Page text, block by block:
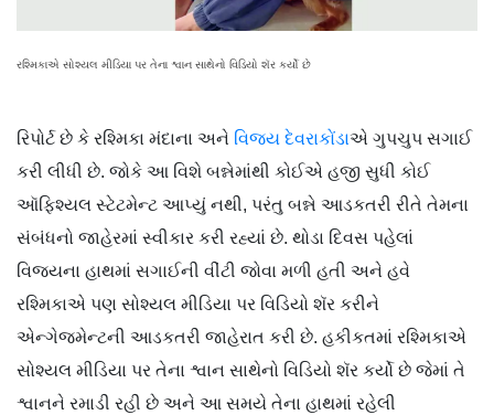
રશ્મિકાએ સોશ્યલ મીડિયા પર તેના શ્વાન સાથેનો વિડિયો શૅર કર્યો છે
રિપોર્ટ છે કે રશ્મિકા મંદાના અને વિજય દેવરાકોંડાએ ગુપચુપ સગાઈ
કરી લીધી છે. જોકે આ વિશે બન્નેમાંથી કોઈએ હજી સુધી કોઈ
ઑફિશ્યલ સ્ટેટમેન્ટ આપ્યું નથી, પરંતુ બન્ને આડકતરી રીતે તેમના
સંબંધનો જાહેરમાં સ્વીકાર કરી રહ્યાં છે. થોડા દિવસ પહેલાં
વિજયના હાથમાં સગાઈની વીંટી જોવા મળી હતી અને હવે
રશ્મિકાએ પણ સોશ્યલ મીડિયા પર વિડિયો શૅર કરીને
એન્ગેજમેન્ટની આડકતરી જાહેરાત કરી છે. હકીકતમાં રશ્મિકાએ
સોશ્યલ મીડિયા પર તેના શ્વાન સાથેનો વિડિયો શૅર કર્યો છે જેમાં તે
શ્વાનને રમાડી રહી છે અને આ સમયે તેના હાથમાં રહેલી